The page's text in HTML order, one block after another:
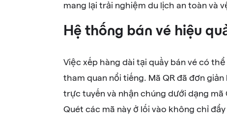
mang lại trải nghiệm du lịch an toàn và
Hệ thống bán vé hiệu
Việc xếp hàng dài tại quầy bán vé có
tham quan nổi tiếng. Mã QR đã đơn
trực tuyến và nhận chúng dưới dạng mã
Quét các mã này ở lối vào không chỉ